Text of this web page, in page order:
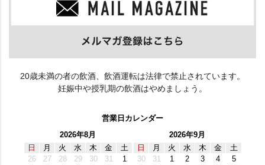
20歳未満の者の飲酒、飲酒運転は法律で禁止されています。
妊娠中や授乳期の飲酒はやめましょう。
営業日カレンダー
2026年8月
日
月 火 水 木 金
土
26
27 28 29 30 31
1
2026年9月
日
月 火 水 木 金
土
30
31 1 2 3 4
5